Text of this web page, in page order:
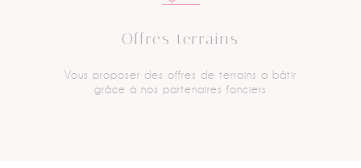
Offres terrains
Vous proposer des offres de terrains à bâtir
grâce à nos partenaires fonciers